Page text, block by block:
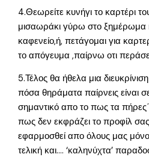
4.Θεωρείτε κυνήγι το καρτέρι
μισαωράκι γύρω στο ξημέρωμα
καφενείο,ή, πετάγομαι για
το απόγευμα ,παίρνω οτι
5.Τέλος θα ήθελα μια
πόσα θηράματα παίρνεις είναι
σημαντικό απο το πως τα
πως δεν εκφράζει το προφίλ
εφαρμοσθεί απο όλους μας
τελική και…. ‘καληνύχτα’